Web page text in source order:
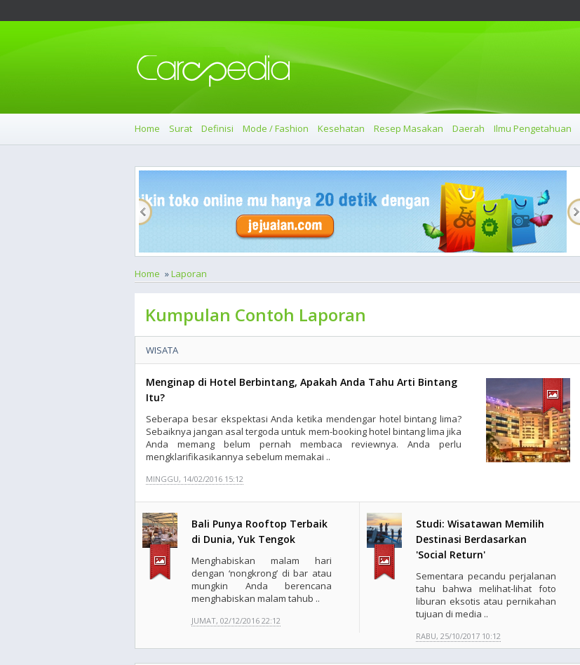
Home Surat Definisi Mode / Fashion Kesehatan Resep Masakan Daerah Ilmu Pengetahuan
Home »Laporan
Kumpulan Contoh Laporan
WISATA
Menginap di Hotel Berbintang, Apakah Anda Tahu Arti Bintang
Itu?
Seberapa besar ekspektasi Anda ketika mendengar hotel bintang lima?
Sebaiknya jangan asal tergoda untuk mem-booking hotel bintang lima jika
Anda memang belum pernah membaca reviewnya. Anda perlu
mengklarifikasikannya sebelum memakai ..
MINGGU, 14/02/2016 15:12
Bali Punya Rooftop Terbaik
di Dunia, Yuk Tengok
Menghabiskan malam hari
dengan ‘nongkrong’ di bar atau
mungkin Anda berencana
menghabiskan malam tahub ..
JUMAT, 02/12/2016 22:12
Studi: Wisatawan Memilih
Destinasi Berdasarkan
'Social Return'
Sementara pecandu perjalanan
tahu bahwa melihat-lihat foto
liburan eksotis atau pernikahan
tujuan di media ..
RABU, 25/10/2017 10:12